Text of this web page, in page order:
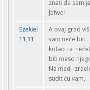
znati da sam
Jahve!
Ezekiel
11,11
A ovaj grad
vam neće biti
kotao i vi
biti meso
Na međi
sudit ću vam,